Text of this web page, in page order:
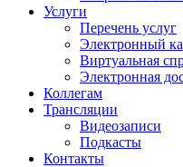
Услуги
Перечень услуг
Электронный
Виртуальная
Электронная
Коллегам
Трансляции
Видеозаписи
Подкасты
Контакты